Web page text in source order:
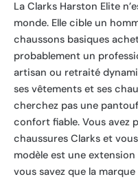
La Clarks Harston Elite
monde. Elle cible un
chaussons basiques
probablement un
artisan ou retraité
ses vêtements et ses
cherchez pas une
confort fiable. Vous avez
chaussures Clarks et
modèle est une
vous savez que la